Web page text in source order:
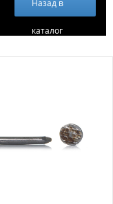
Назад в
каталог